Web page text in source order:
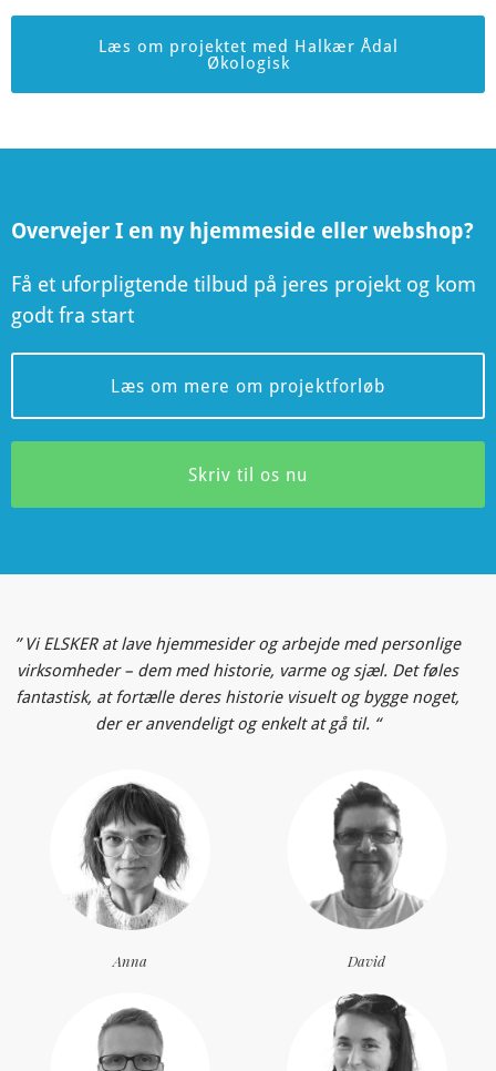
Læs om projektet med Halkær Ådal
Økologisk
Overvejer I en ny hjemmeside eller webshop?
Få et uforpligtende tilbud på jeres projekt og kom
godt fra start
Læs om mere om projektforløb
Skriv til os nu
” Vi ELSKER at lave hjemmesider og arbejde med personlige
virksomheder – dem med historie, varme og sjæl. Det føles
fantastisk, at fortælle deres historie visuelt og bygge noget,
der er anvendeligt og enkelt at gå til. “
Anna David